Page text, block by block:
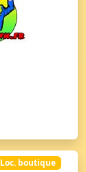
Loc. boutique